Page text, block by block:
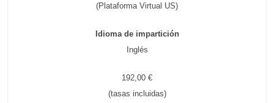
(Plataforma Virtual US)
Idioma de impartición
Inglés
192,00 €
(tasas incluidas)